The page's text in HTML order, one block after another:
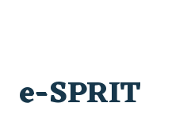
e-SPRIT